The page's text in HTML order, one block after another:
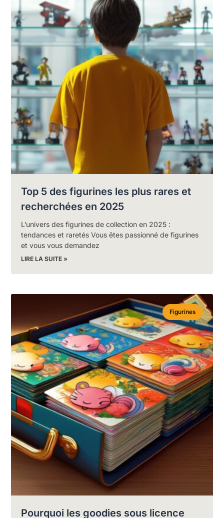
Top 5 des figurines les plus rares et
recherchées en 2025
L’univers des figurines de collection en 2025 :
tendances et raretés Vous êtes passionné de figurines
et vous vous demandez
LIRE LA SUITE »
Figurines
Pourquoi les goodies sous licence